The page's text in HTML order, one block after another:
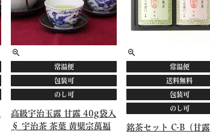
常温便
包装可
のし可
高級宇治玉露 甘露 40g袋入
§ 宇治茶 茶葉 黄檗宗萬福
常温便
送料無料
包装可
のし可
銘茶セット C-B（甘